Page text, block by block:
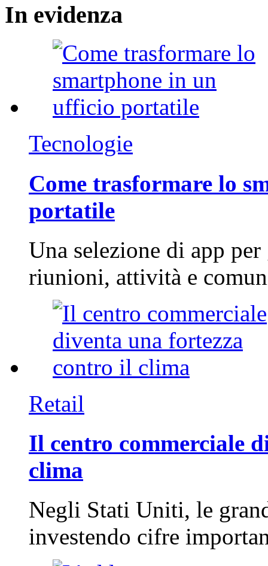
In evidenza
Tecnologie
Come trasformare lo
portatile
Una selezione di app
riunioni, attività e
Retail
Il centro commerciale
clima
Negli Stati Uniti, le
investendo cifre